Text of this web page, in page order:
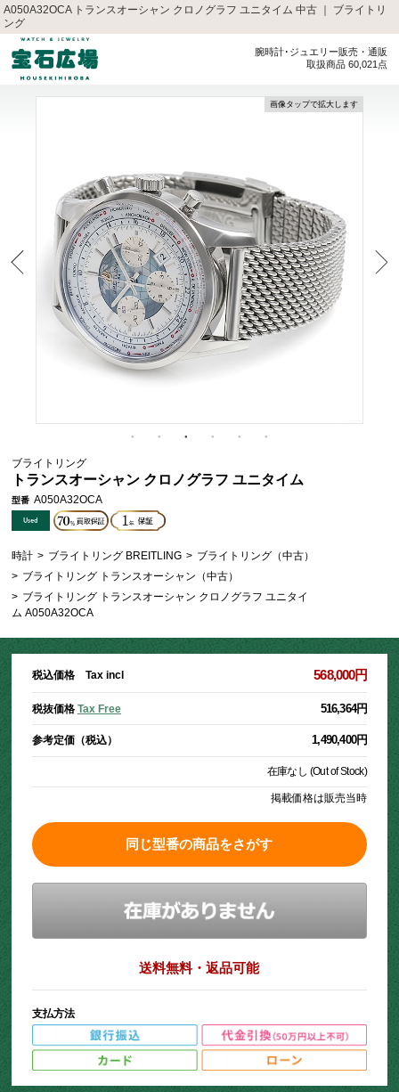
A050A32OCA トランスオーシャン クロノグラフ ユニタイム 中古 ｜ ブライトリ
ング
腕時計･ジュエリー販売・通販
取扱商品 60,021点
画像タップで拡大します
ブライトリング
トランスオーシャン クロノグラフ ユニタイム
型番 A050A32OCA
時計 > ブライトリング BREITLING > ブライトリング（中古）
> ブライトリング トランスオーシャン（中古）
> ブライトリング トランスオーシャン クロノグラフ ユニタイ
ム A050A32OCA
税込価格 Tax incl 568,000円
税抜価格 Tax Free 516,364円
参考定価（税込） 1,490,400円
在庫なし (Out of Stock)
掲載価格は販売当時
同じ型番の商品をさがす
送料無料・返品可能
支払方法